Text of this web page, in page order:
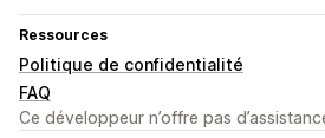
Ressources
Politique de confidentialité
FAQ
Ce développeur n’offre pas